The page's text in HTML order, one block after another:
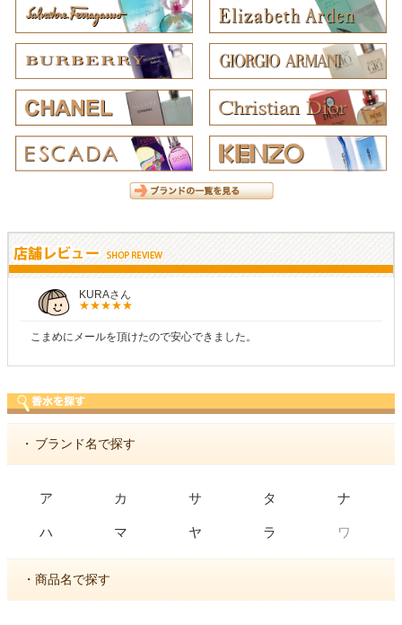
KURAさん
こまめにメールを頂けたので安心できました。
・ ブランド名で探す
ア カ サ タ ナ
ハ マ ヤ ラ ワ
・商品名で探す